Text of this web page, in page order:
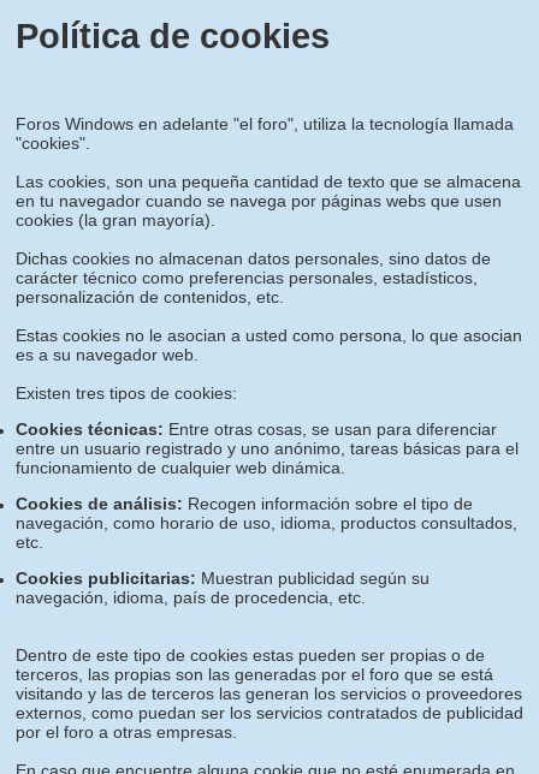
Política de cookies
Foros Windows en adelante "el foro", utiliza la tecnología llamada
"cookies".
Las cookies, son una pequeña cantidad de texto que se almacena
en tu navegador cuando se navega por páginas webs que usen
cookies (la gran mayoría).
Dichas cookies no almacenan datos personales, sino datos de
carácter técnico como preferencias personales, estadísticos,
personalización de contenidos, etc.
Estas cookies no le asocian a usted como persona, lo que asocian
es a su navegador web.
Existen tres tipos de cookies:
Cookies técnicas: Entre otras cosas, se usan para diferenciar
entre un usuario registrado y uno anónimo, tareas básicas para el
funcionamiento de cualquier web dinámica.
Cookies de análisis: Recogen información sobre el tipo de
navegación, como horario de uso, idioma, productos consultados,
etc.
Cookies publicitarias: Muestran publicidad según su
navegación, idioma, país de procedencia, etc.
Dentro de este tipo de cookies estas pueden ser propias o de
terceros, las propias son las generadas por el foro que se está
visitando y las de terceros las generan los servicios o proveedores
externos, como puedan ser los servicios contratados de publicidad
por el foro a otras empresas.